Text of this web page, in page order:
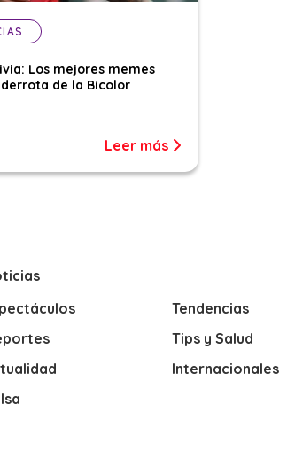
Los mejores memes
de la Bicolor
Leer más
Tendencias
Tips y Salud
Internacionales